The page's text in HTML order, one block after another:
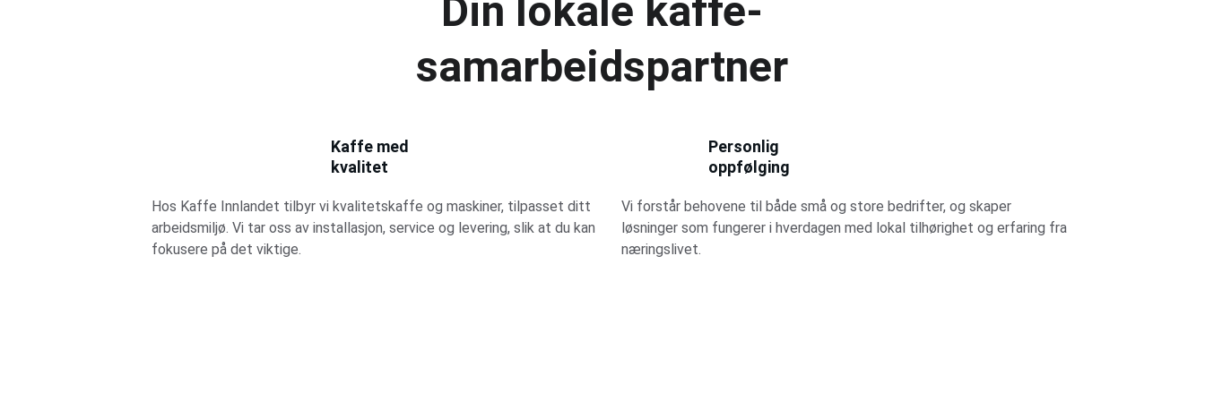
Din lokale kaffe-
samarbeidspartner
Hos Kaffe Innlandet tilbyr vi kvalitetskaffe og maskiner, tilpasset ditt
arbeidsmiljø. Vi tar oss av installasjon, service og levering, slik at du kan
fokusere på det viktige.
Kaffe med
kvalitet
Personlig
oppfølging
Vi forstår behovene til både små og store bedrifter, og skaper
løsninger som fungerer i hverdagen med lokal tilhørighet og erfaring fra
næringslivet.